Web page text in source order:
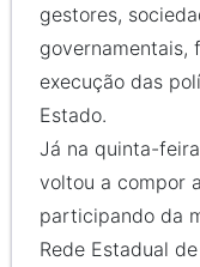
gestores,
governamentais,
execução das
Estado.
Já na quinta-
voltou a compor
participando da
Rede Estadual